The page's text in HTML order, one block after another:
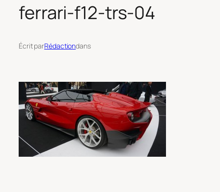
ferrari-f12-trs-04
Écrit parRédactiondans